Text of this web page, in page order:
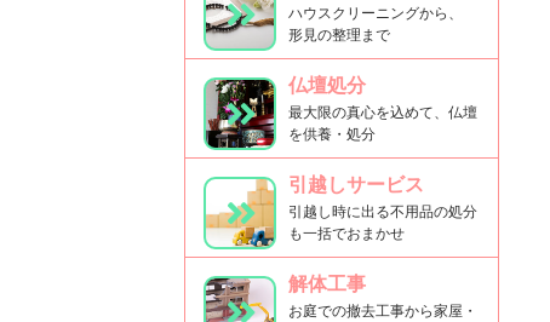
ハウスクリーニングから、
形見の整理まで
仏壇処分
最大限の真心を込めて、仏壇
を供養・処分
引越しサービス
引越し時に出る不用品の処分
も一括でおまかせ
解体工事
お庭での撤去工事から家屋・